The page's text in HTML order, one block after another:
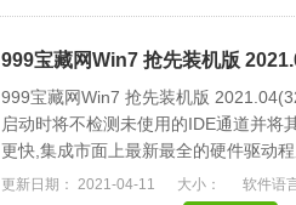
999宝藏网Win7 抢先装机版
999宝藏网Win7 抢先装机版
启动时将不检测未使用的IDE通道并将
更快,集成市面上最新最全的硬件驱动
速方便，支持一.....
更新日期： 2021-04-11 大小：
软件语